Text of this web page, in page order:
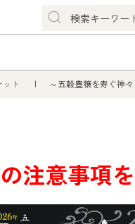
ット ～五穀豊穣を寿ぐ神
注意事項